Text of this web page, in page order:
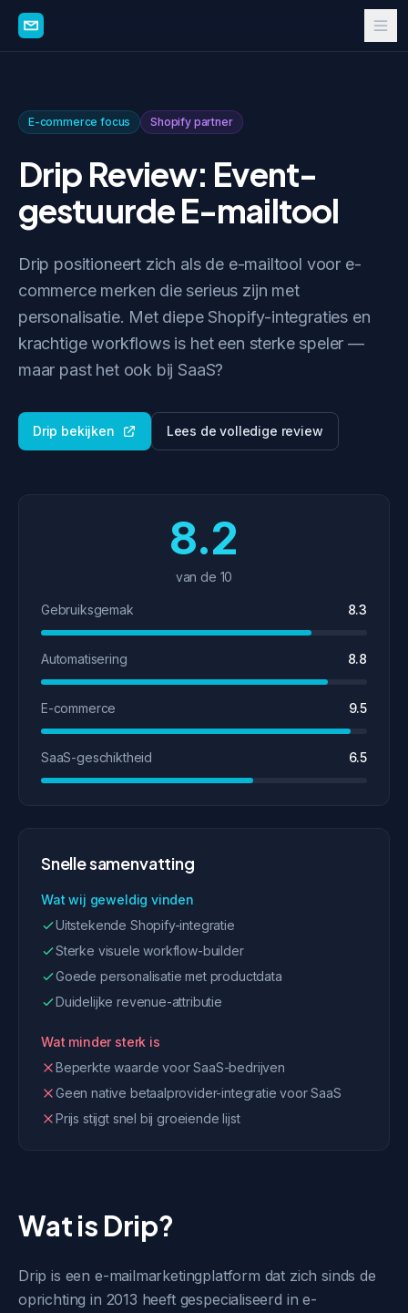
E-commerce focus Shopify partner
Drip Review: Event-
gestuurde E-mailtool
Drip positioneert zich als de e-mailtool voor e-
commerce merken die serieus zijn met
personalisatie. Met diepe Shopify-integraties en
krachtige workflows is het een sterke speler —
maar past het ook bij SaaS?
Drip bekijken Lees de volledige review
8.2
van de 10
Gebruiksgemak 8.3
Automatisering 8.8
E-commerce 9.5
SaaS-geschiktheid 6.5
Snelle samenvatting
Wat wij geweldig vinden
Uitstekende Shopify-integratie
Sterke visuele workflow-builder
Goede personalisatie met productdata
Duidelijke revenue-attributie
Wat minder sterk is
Beperkte waarde voor SaaS-bedrijven
Geen native betaalprovider-integratie voor SaaS
Prijs stijgt snel bij groeiende lijst
Wat is Drip?
Drip is een e-mailmarketingplatform dat zich sinds de
oprichting in 2013 heeft gespecialiseerd in e-